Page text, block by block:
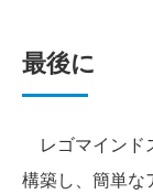
最後に
レゴマインド
構築し、簡単な